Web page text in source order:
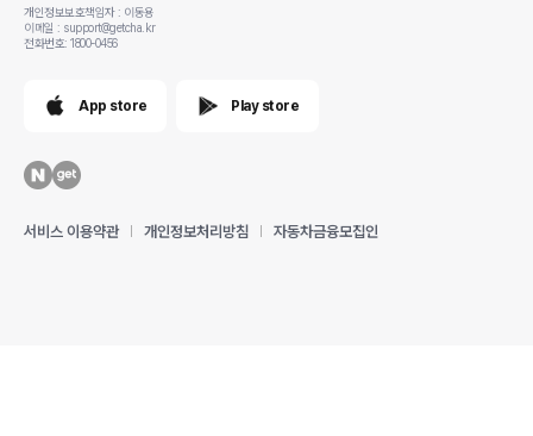
개인정보보호책임자 : 이동용
이메일 : support@getcha.kr
전화번호: 1800-0456
App store Play store
서비스 이용약관 개인정보처리방침 자동차금융모집인